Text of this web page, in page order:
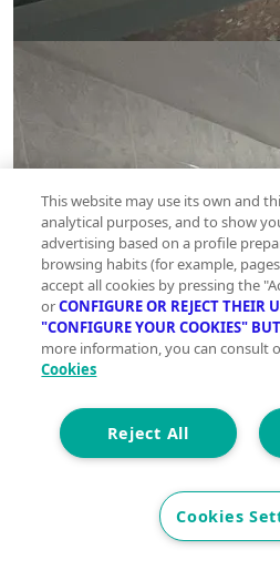
This website may use its own and
analytical purposes, and to show
advertising based on a profile
browsing habits (for example,
accept all cookies by pressing the
orCONFIGURE OR REJECT THEIR
"CONFIGURE YOUR COOKIES"
more information, you can consult
Cookies
Reject All
Cookies